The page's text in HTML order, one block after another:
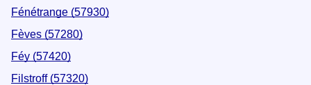
Fénétrange (57930)
Fèves (57280)
Féy (57420)
Filstroff (57320)